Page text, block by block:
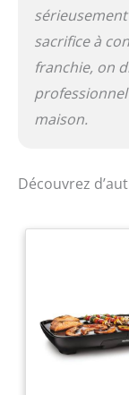
sérieusement
sacrifice à
franchie, on
professionnel
maison.
Découvrez